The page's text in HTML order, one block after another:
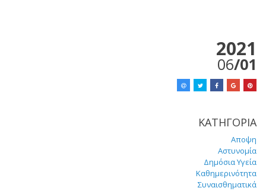
2021
06/01
ΚΑΤΗΓΟΡΙΑ
Αποψη
Αστυνομία
Δημόσια Υγεία
Καθημερινότητα
Συναισθηματικά